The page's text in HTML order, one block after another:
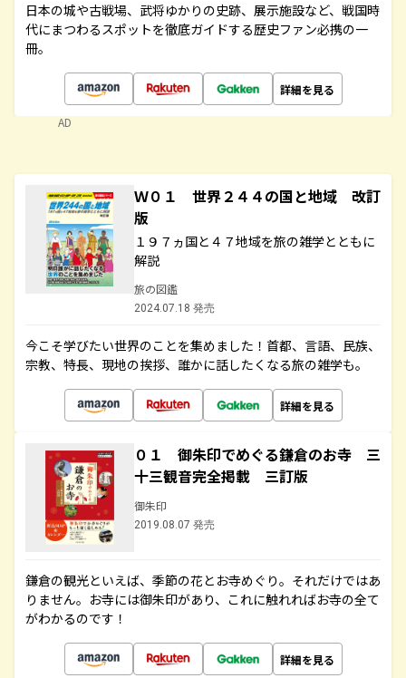
日本の城や古戦場、武将ゆかりの史跡、展示施設など、戦国時
代にまつわるスポットを徹底ガイドする歴史ファン必携の一
冊。
詳細を見る
AD
Ｗ０１ 世界２４４の国と地域 改訂
版
１９７ヵ国と４７地域を旅の雑学とともに
解説
旅の図鑑
2024.07.18 発売
今こそ学びたい世界のことを集めました！首都、言語、民族、
宗教、特長、現地の挨拶、誰かに話したくなる旅の雑学も。
詳細を見る
０１ 御朱印でめぐる鎌倉のお寺 三
十三観音完全掲載 三訂版
御朱印
2019.08.07 発売
鎌倉の観光といえば、季節の花とお寺めぐり。それだけではあ
りません。お寺には御朱印があり、これに触れればお寺の全て
がわかるのです！
詳細を見る